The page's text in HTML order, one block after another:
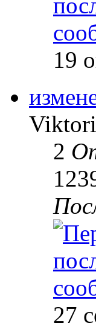
19
2
27